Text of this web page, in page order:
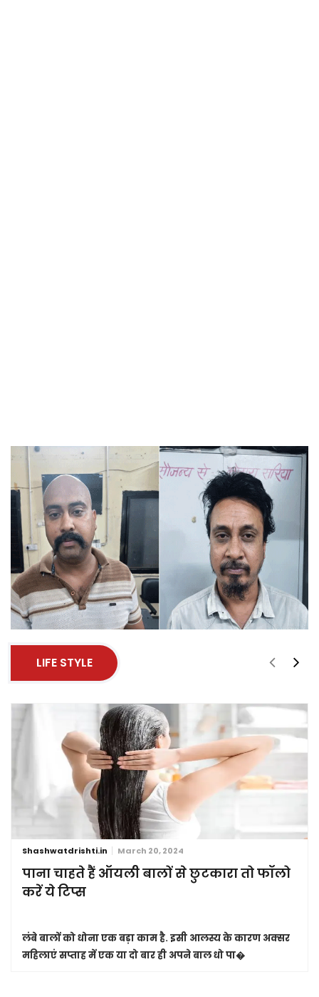
LIFE STYLE
Shashwatdrishti.in March 20, 2024
पाना चाहते हैं ऑयली बालों से छुटकारा तो फॉलो
करें ये टिप्स
लंबे बालों को धोना एक बड़ा काम है. इसी आलस्य के कारण अक्सर
महिलाएं सप्ताह में एक या दो बार ही अपने बाल धो पा�